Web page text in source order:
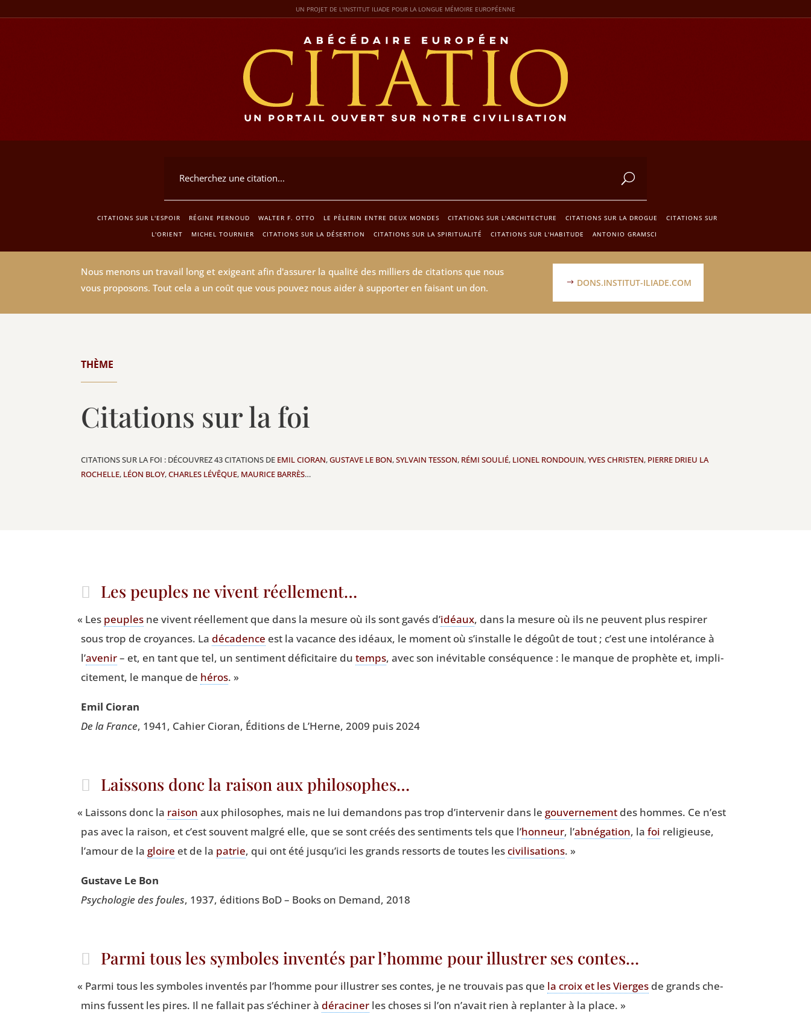
UN PROJET DE L'INSTITUT ILIADE POUR LA LONGUE MÉMOIRE EUROPÉENNE
CITATIONS SUR L'ESPOIR RÉGINE PERNOUD WALTER F. OTTO LE PÈLERIN ENTRE DEUX MONDES CITATIONS SUR L'ARCHITECTURE CITATIONS SUR LA DROGUE
CITATIONS SUR
L'ORIENT
MICHEL TOURNIER CITATIONS SUR LA DÉSERTION CITATIONS SUR LA SPIRITUALITÉ CITATIONS SUR L'HABITUDE ANTONIO GRAMSCI
Nous menons un travail long et exigeant afin d'assurer la qualité des milliers de citations que nous
vous proposons. Tout cela a un coût que vous pouvez nous aider à supporter en faisant un don.
DONS.INSTITUT-ILIADE.COM
THÈME
Citations sur la foi
CITATIONS SUR LA FOI : DÉCOUVREZ 43 CITATIONS DE EMIL CIORAN,GUSTAVE LE BON,SYLVAIN TESSON, RÉMI SOULIÉ, LIONEL RONDOUIN,YVES CHRISTEN, PIERRE DRIEU LA
ROCHELLE, LÉON BLOY,CHARLES LÉVÊQUE, MAURICE BARRÈS…
Les peuples ne vivent réellement…
« Les peuplesne vivent réel­le­ment que dans la mesure où ils sont gavés d’idéaux, dans la mesure où ils ne peuvent plus res­pi­rer
sous trop de croyances. La déca­dence est la vacance des idéaux, le moment où s’installe le dégoût de tout ; c’est une into­lé­rance à
l’ave­nir– et, en tant que tel, un sen­ti­ment défi­ci­taire dutemps, avec son inévi­table consé­quence : le manque de pro­phète et, impli­
ci­te­ment, le manque de héros. »
Emil Cio­ran
De la France, 1941, Cahier Cio­ran, Édi­tions de L’Herne, 2009 puis 2024
Laissons donc la raison aux philosophes…
« Lais­sons donc la rai­son aux phi­lo­sophes, mais ne lui deman­dons pas trop d’intervenir dans le gou­ver­ne­mentdes hommes. Ce n’est
pas avec la rai­son, et c’est sou­vent mal­gré elle, que se sont créés des sen­ti­ments tels que l’hon­neur, l’abné­ga­tion, lafoi reli­gieuse,
l’amour de lagloire et de la patrie, qui ont été jusqu’ici les grands res­sorts de toutes les civi­li­sa­tions. »
Gus­tave Le Bon
Psy­cho­lo­gie des foules, 1937, édi­tions BoD – Books on Demand, 2018
Parmi tous les symboles inventés par l’homme pour illustrer ses contes…
« Par­mi tous les sym­boles inven­tés par l’homme pour illus­trer ses contes, je ne trou­vais pas que la croix et les Viergesde grands che­
mins fussent les pires. Il ne fal­lait pas s’é­chi­ner à déra­ci­ner les choses si l’on n’a­vait rien à replan­ter à la place. »